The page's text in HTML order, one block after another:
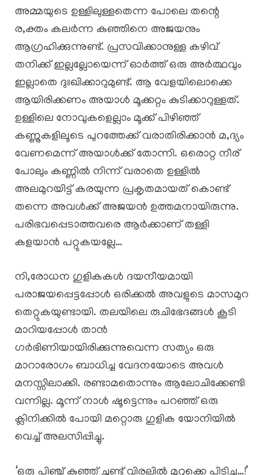
അമ്മയുടെ ഉള്ളിലുള്ളതെന്ന പോലെ തന്റെ
ര,ക്തം കലർന്ന കുഞ്ഞിനെ അജയനും
ആഗ്രഹിക്കുന്നുണ്ട്. പ്രസവിക്കാനുള്ള കഴിവ്
തനിക്ക് ഇല്ലല്ലോയെന്ന് ഓർത്ത് ഒരു അർത്ഥവും
ഇല്ലാതെ ദുഃഖിക്കാറുമുണ്ട്. ആ വേളയിലൊക്കെ
ആയിരിക്കണം അയാൾ മൂക്കറ്റം കുടിക്കാറുള്ളത്.
ഉള്ളിലെ നോവുകളെല്ലാം മൂക്ക് പിഴിഞ്ഞ്
കണ്ണുകളിലൂടെ പുറത്തേക്ക് വരാതിരിക്കാൻ മ,ദ്യം
വേണമെന്ന് അയാൾക്ക് തോന്നി. ഒരൊറ്റ നീര്
പോലും കണ്ണിൽ നിന്ന് വരാതെ ഉള്ളിൽ
അലമുറയിട്ട് കരയുന്ന പ്രകൃതമായത് കൊണ്ട്
തന്നെ അവൾക്ക് അജയൻ ഉത്തമനായിരുന്നു.
പരിഭവപ്പെടാത്തവരെ ആർക്കാണ് തള്ളി
കളയാൻ പറ്റുകയല്ലേ…
നി,രോധന ഗുളികകൾ ദയനീയമായി
പരാജയപ്പെട്ടപ്പോൾ ഒരിക്കൽ അവളുടെ മാസമുറ
തെറ്റുകയുണ്ടായി. തലയിലെ രുചിഭേദങ്ങൾ കൂടി
മാറിയപ്പോൾ താൻ
ഗർഭിണിയായിരിക്കുന്നുവെന്ന സത്യം ഒരു
മാറാരോഗം ബാധിച്ച വേദനയോടെ അവൾ
മനസ്സിലാക്കി. രണ്ടാമതൊന്നും ആലോചിക്കേണ്ടി
വന്നില്ല. മൂന്ന് നാൾ ഷൂട്ടെന്നും പറഞ്ഞ് ഒരു
ക്ലിനിക്കിൽ പോയി മറ്റൊരു ഗുളിക യോനിയിൽ
വെച്ച് അലസിപ്പിച്ചു.
‘ഒരു പിഞ്ച് കുഞ്ഞ് ചൂണ്ട് വിരലിൽ മുറുക്കെ പിടിച്ചു…!’